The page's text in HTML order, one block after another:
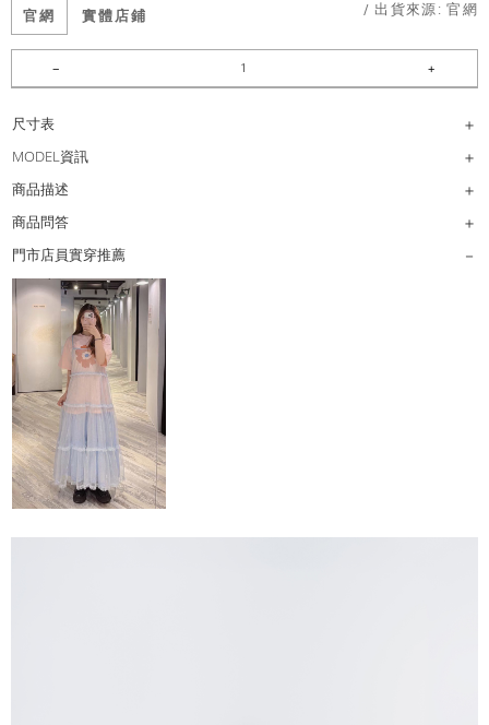
官網 實體店鋪 / 出貨來源:官網
尺寸表
MODEL資訊
商品描述
商品問答
門市店員實穿推薦